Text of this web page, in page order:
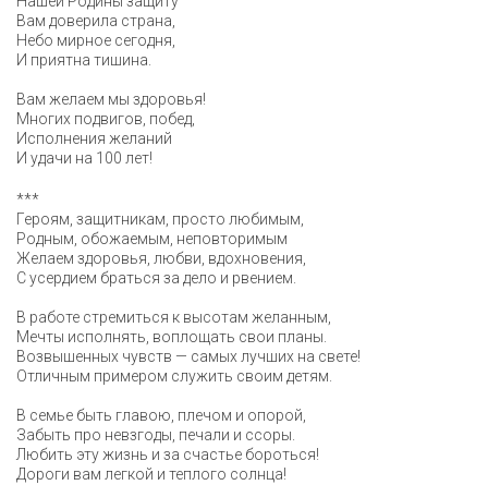
Вам доверила страна,
Небо мирное сегодня,
И приятна тишина.
Вам желаем мы здоровья!
Многих подвигов, побед,
Исполнения желаний
И удачи на 100 лет!
***
Героям, защитникам, просто любимым,
Родным, обожаемым, неповторимым
Желаем здоровья, любви, вдохновения,
С усердием браться за дело и рвением.
В работе стремиться к высотам желанным,
Мечты исполнять, воплощать свои планы.
Возвышенных чувств — самых лучших на свете!
Отличным примером служить своим детям.
В семье быть главою, плечом и опорой,
Забыть про невзгоды, печали и ссоры.
Любить эту жизнь и за счастье бороться!
Дороги вам легкой и теплого солнца!